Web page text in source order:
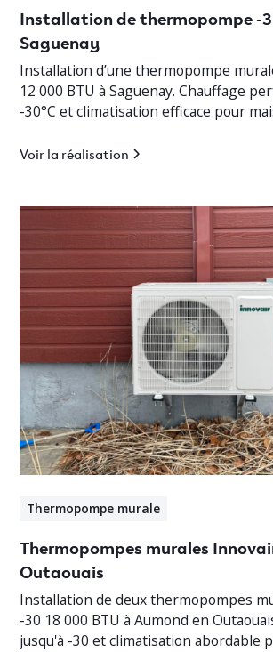
Installation de thermopompe -
Saguenay
Installation d’une thermopompe
12 000 BTU à Saguenay. Chauffage
-30°C et climatisation efficace pour
Voir la réalisation
Thermopompe murale
Thermopompes murales
Outaouais
Installation de deux thermopompes
-30 18 000 BTU à Aumond en
jusqu'à -30 et climatisation abordable